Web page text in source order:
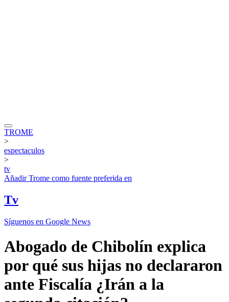
TROME
>
espectaculos
>
tv
AñadirTrome como fuente preferida en
Tv
Síguenos en Google News
Abogado de Chibolín explica
por qué sus hijas no declararon
ante Fiscalía ¿Irán a la